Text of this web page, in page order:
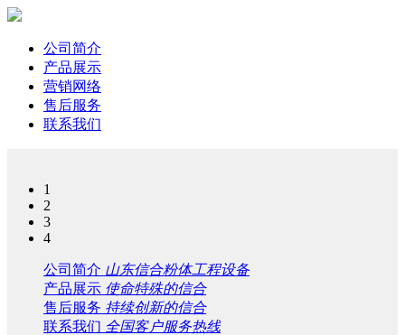
公司简介
产品展示
营销网络
售后服务
联系我们
1
2
3
4
公司简介 山东信合粉体工程设备
产品展示 使命特殊的信合
售后服务 持续创新的信合
联系我们 全国客户服务热线